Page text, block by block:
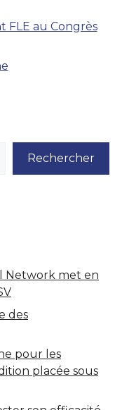
au Congrès
Rechercher
Network met en
des
pour les
placée sous